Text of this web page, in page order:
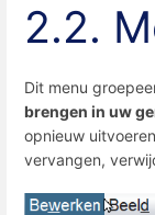
2.2.
Dit menu
brengen in uw
opnieuw
vervangen,